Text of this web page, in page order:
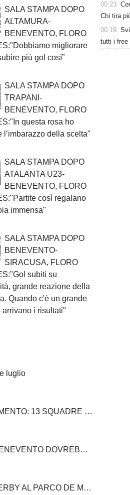
SALA STAMPA DOPO
ALTAMURA-
BENEVENTO, FLORO
migliorare
più gol così”
SALA STAMPA DOPO
TRAPANI-
BENEVENTO, FLORO
questa rosa ho
l’imbarazzo della scelta"
SALA STAMPA DOPO
ATALANTA U23-
BENEVENTO, FLORO
così regalano
immensa"
SALA STAMPA DOPO
BENEVENTO-
SIRACUSA, FLORO
subiti su
grande reazione della
Quando c'è un grande
arrivano i risultati"
luglio
20 ANCORA SENZA ALLENATORE
NELLA PROPRIA COLLEZIONE
AL PARCO DE MITA
00:23
Chi tira
00:19
tutti i free